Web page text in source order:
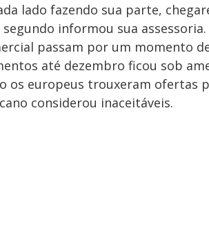
lado fazendo sua parte,
informou sua assessoria.
passam por um momento
até dezembro ficou sob
os europeus trouxeram ofertas
considerou inaceitáveis.